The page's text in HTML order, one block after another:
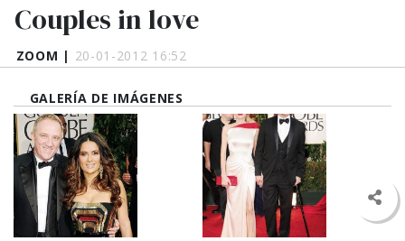
ZOOM | 20-01-2012 16:52
Couples in love
GALERÍA DE IMÁGENES